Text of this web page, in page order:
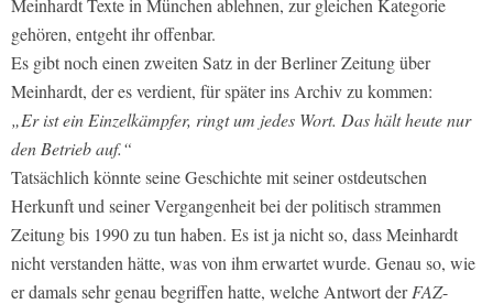
Meinhardt Texte in München ablehnen, zur gleichen Kategorie
gehören, entgeht ihr offenbar.
Es gibt noch einen zweiten Satz in der Berliner Zeitung über
Meinhardt, der es verdient, für später ins Archiv zu kommen:
„Er ist ein Einzelkämpfer, ringt um jedes Wort. Das hält heute nur
den Betrieb auf.“
Tatsächlich könnte seine Geschichte mit seiner ostdeutschen
Herkunft und seiner Vergangenheit bei der politisch strammen
Zeitung bis 1990 zu tun haben. Es ist ja nicht so, dass Meinhardt
nicht verstanden hätte, was von ihm erwartet wurde. Genau so, wie
er damals sehr genau begriffen hatte, welche Antwort derFAZ-